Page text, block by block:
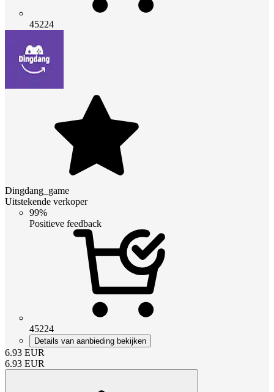
45224
Dingdang_game
Uitstekende verkoper
99%
Positieve feedback
45224
Details van aanbieding bekijken
6.93 EUR
6.93 EUR